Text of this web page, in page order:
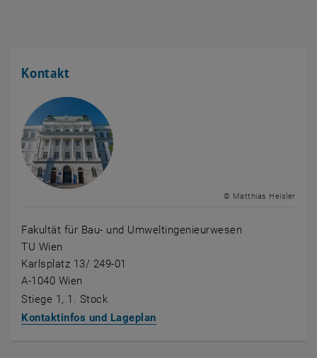
Kontakt
© Matthias Heisler
Fakultät für Bau- und Umweltingenieurwesen
TU Wien
Karlsplatz 13/ 249-01
A-1040 Wien
Stiege 1, 1. Stock
Kontaktinfos und Lageplan